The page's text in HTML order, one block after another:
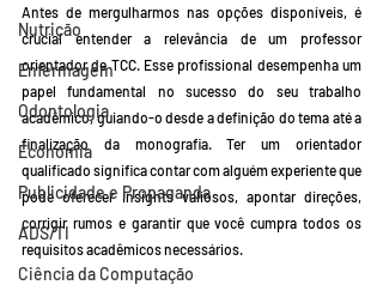
Nutrição
Enfermagem
Odontologia
Economia
Publicidade e Propaganda
ADS/TI
Ciência da Computação
Antes de mergulharmos nas opções disponíveis, é
crucial entender a relevância de um professor
orientador de TCC. Esse profissional desempenha um
papel fundamental no sucesso do seu trabalho
acadêmico, guiando-o desde a definição do tema até a
finalização da monografia. Ter um orientador
qualificado significa contar com alguém experiente que
pode oferecer insights valiosos, apontar direções,
corrigir rumos e garantir que você cumpra todos os
requisitos acadêmicos necessários.